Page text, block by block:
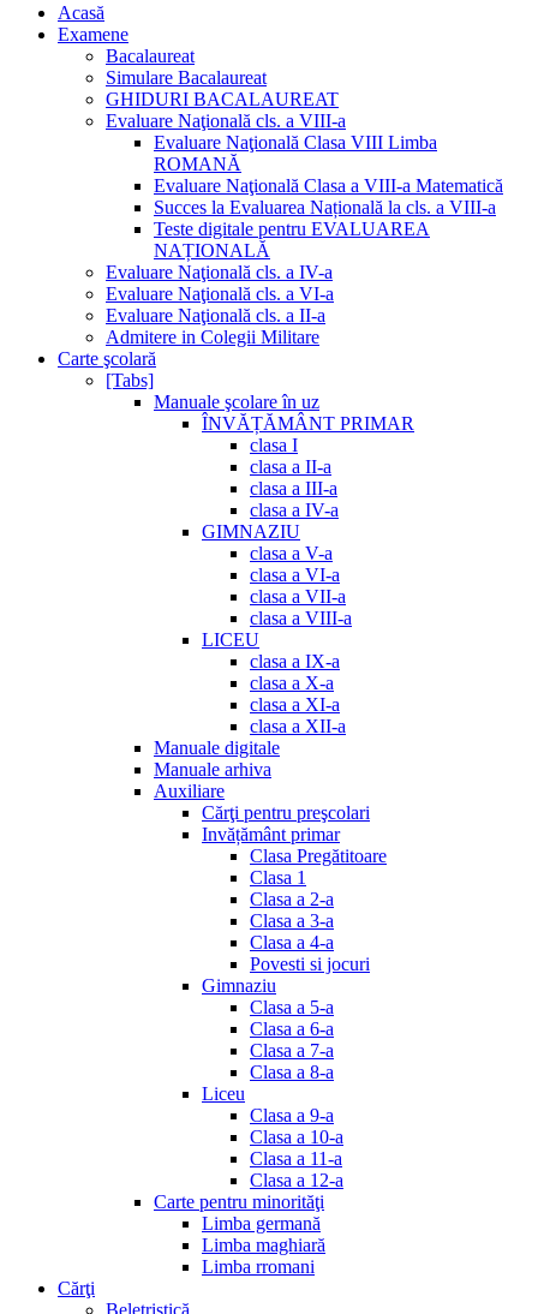
Acasă
Examene
Bacalaureat
Simulare Bacalaureat
GHIDURI BACALAUREAT
Evaluare Naţională cls. a VIII-a
Evaluare Naţională Clasa VIII Limba
ROMANĂ
Evaluare Naţională Clasa a VIII-a Matematică
Succes la Evaluarea Națională la cls. a VIII-a
Teste digitale pentru EVALUAREA
NAȚIONALĂ
Evaluare Naţională cls. a IV-a
Evaluare Naţională cls. a VI-a
Evaluare Naţională cls. a II-a
Admitere in Colegii Militare
Carte şcolară
[Tabs]
Manuale şcolare în uz
ÎNVĂȚĂMÂNT PRIMAR
clasa I
clasa a II-a
clasa a III-a
clasa a IV-a
GIMNAZIU
clasa a V-a
clasa a VI-a
clasa a VII-a
clasa a VIII-a
LICEU
clasa a IX-a
clasa a X-a
clasa a XI-a
clasa a XII-a
Manuale digitale
Manuale arhiva
Auxiliare
Cărţi pentru preşcolari
Invățământ primar
Clasa Pregătitoare
Clasa 1
Clasa a 2-a
Clasa a 3-a
Clasa a 4-a
Povesti si jocuri
Gimnaziu
Clasa a 5-a
Clasa a 6-a
Clasa a 7-a
Clasa a 8-a
Liceu
Clasa a 9-a
Clasa a 10-a
Clasa a 11-a
Clasa a 12-a
Carte pentru minorităţi
Limba germană
Limba maghiară
Limba rromani
Cărţi
Beletristică